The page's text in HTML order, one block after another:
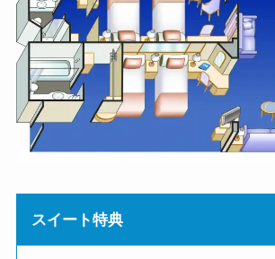
スイート特典